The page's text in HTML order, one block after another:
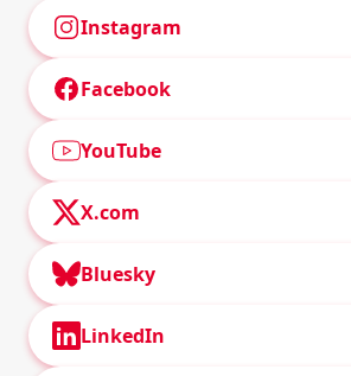
Instagram
Facebook
YouTube
X.com
Bluesky
LinkedIn